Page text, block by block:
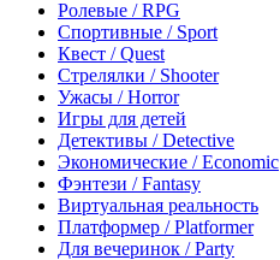
Ролевые / RPG
Спортивные / Sport
Квест / Quest
Стрелялки / Shooter
Ужасы / Horror
Игры для детей
Детективы / Detective
Экономические / Economic
Фэнтези / Fantasy
Виртуальная реальность
Платформер / Platformer
Для вечеринок / Party